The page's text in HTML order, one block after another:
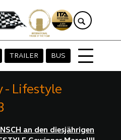
TRAILER BUS
- Lifestyle
an den diesjährigen